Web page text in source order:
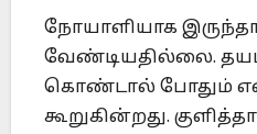
நோயாளியாக
வேண்டியதில்லை.
கொண்டால் போதும்
கூறுகின்றது.